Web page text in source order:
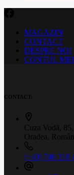
MAGAZIN
CONTACT
DESPRE NOI
CONTUL
CONTACT:
Cuza Vodă, 85,
Oradea,
(+40) 746 318